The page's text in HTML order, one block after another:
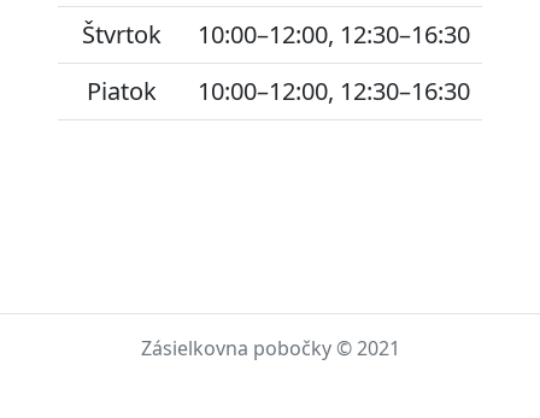
Štvrtok
10:00–12:00, 12:30–16:30
Piatok
10:00–12:00, 12:30–16:30
Zásielkovna pobočky © 2021